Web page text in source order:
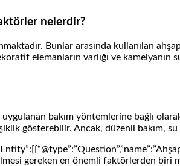
nelerdir?
Bunlar arasında kullanılan
elemanların varlığı ve
bakım yöntemlerine bağlı
gösterebilir. Ancak, düzenli bakım,
gereken en önemli faktörlerden